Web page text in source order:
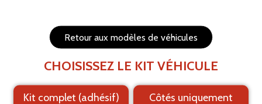
Retour aux modèles de véhicules
CHOISISSEZ LE KIT VÉHICULE
Kit complet (adhésif)
Côtés uniquement